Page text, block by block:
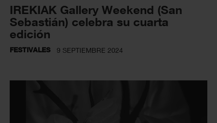
IREKIAK Gallery Weekend (San
Sebastián) celebra su cuarta
edición
FESTIVALES 9 SEPTIEMBRE 2024